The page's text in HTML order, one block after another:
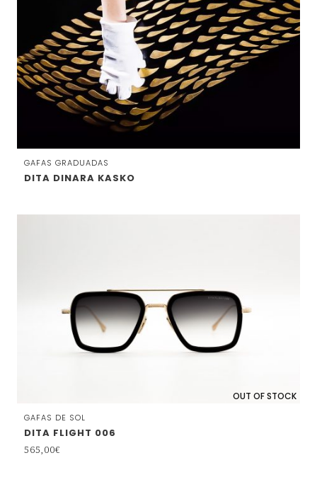
GAFAS GRADUADAS
DITA DINARA KASKO
OUT OF STOCK
GAFAS DE SOL
DITA FLIGHT 006
565,00€